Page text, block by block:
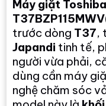
Máy giặt
trước dòng T37,
Japandi tinh tế,
người vừa phải,
dùng cần máy
nghệ chăm sóc